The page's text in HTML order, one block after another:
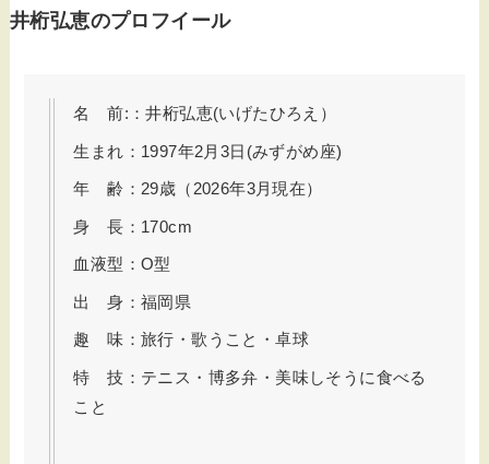
井桁弘恵のプロフイール
名 前:：井桁弘恵(いげたひろえ）
生まれ：1997年2月3日(みずがめ座)
年 齢：29歳（2026年3月現在）
身 長：170cm
血液型：O型
出 身：福岡県
趣 味：旅行・歌うこと・卓球
特 技：テニス・博多弁・美味しそうに食べる
こと